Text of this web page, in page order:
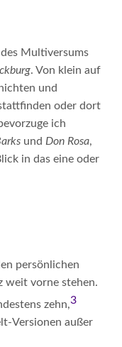
des Multiversums
. Von klein auf
und
oder dort
ich
und Don Rosa,
in das eine oder
persönlichen
weit vorne stehen.
zehn,3
Versionen außer